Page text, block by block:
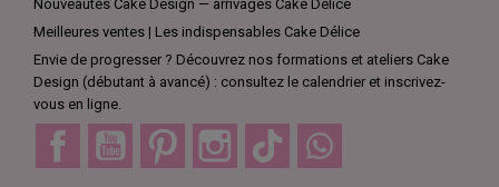
Nouveautés Cake Design — arrivages Cake Délice
Meilleures ventes | Les indispensables Cake Délice
Envie de progresser ? Découvrez nos formations et ateliers Cake
Design (débutant à avancé) : consultez le calendrier et inscrivez-
vous en ligne.
Facebook YouTube Pinterest Instagram TikTok